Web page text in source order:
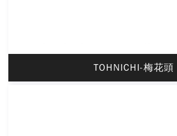
TOHNICHI-梅花頭